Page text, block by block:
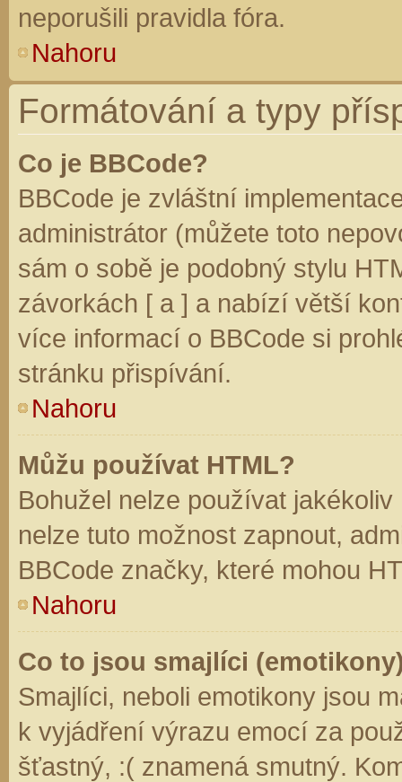
neporušili pravidla fóra.
Nahoru
Formátování a typy
Co je BBCode?
BBCode je zvláštní
administrátor (můžete toto
sám o sobě je podobný stylu
závorkách [ a ] a nabízí větší
více informací o BBCode si
stránku přispívání.
Nahoru
Můžu používat HTML?
Bohužel nelze používat
nelze tuto možnost zapnout,
BBCode značky, které mohou
Nahoru
Co to jsou smajlíci
Smajlíci, neboli emotikony jsou
k vyjádření výrazu emocí za
šťastný, :( znamená smutný.